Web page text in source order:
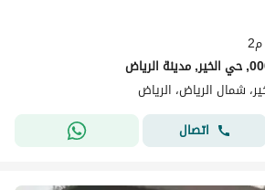
اتصال